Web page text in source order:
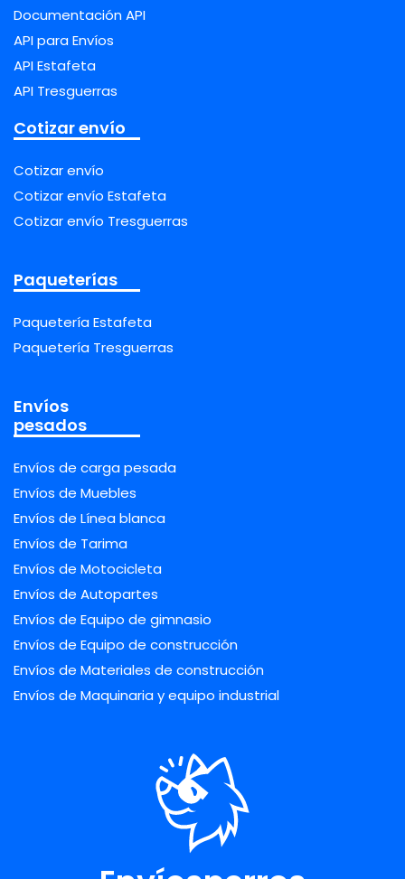
Documentación API
API para Envíos
API Estafeta
API Tresguerras
Cotizar envío
Cotizar envío
Cotizar envío Estafeta
Cotizar envío Tresguerras
Paqueterías
Paquetería Estafeta
Paquetería Tresguerras
Envíos
pesados
Envíos de carga pesada
Envíos de Muebles
Envíos de Línea blanca
Envíos de Tarima
Envíos de Motocicleta
Envíos de Autopartes
Envíos de Equipo de gimnasio
Envíos de Equipo de construcción
Envíos de Materiales de construcción
Envíos de Maquinaria y equipo industrial